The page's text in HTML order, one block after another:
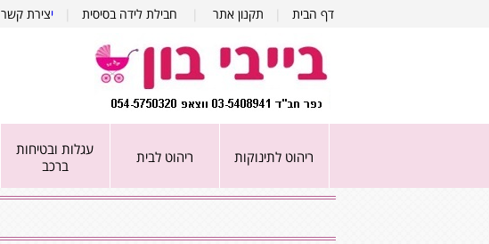
דף הבית תקנון אתר חבילת לידה בסיסית יצירת קשר
ריהוט לתינוקות ריהוט לבית
עגלות ובטיחות
ברכב